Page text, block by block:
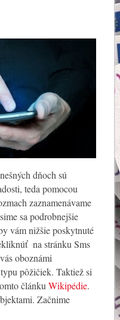
dňoch sú
teda pomocou
zaznamenávame
sa podrobnejšie
vám nižšie poskytnuté
na stránku Sms
oboznámi
pôžičiek. Taktiež si
článku Wikipédie.
Začnime